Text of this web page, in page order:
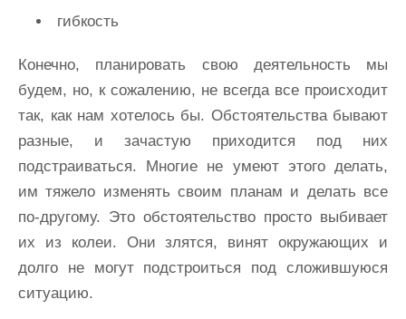
гибкость
Конечно, планировать свою деятельность мы
будем, но, к сожалению, не всегда все происходит
так, как нам хотелось бы. Обстоятельства бывают
разные, и зачастую приходится под них
подстраиваться. Многие не умеют этого делать,
им тяжело изменять своим планам и делать все
по-другому. Это обстоятельство просто выбивает
их из колеи. Они злятся, винят окружающих и
долго не могут подстроиться под сложившуюся
ситуацию.